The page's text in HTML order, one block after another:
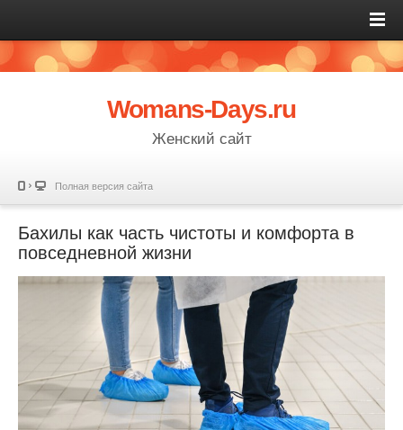
Womans-Days.ru
Женский сайт
Полная версия сайта
Бахилы как часть чистоты и комфорта в
повседневной жизни